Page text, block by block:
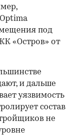
под
«Остров» от
и дальше
уязвимость
состав
не